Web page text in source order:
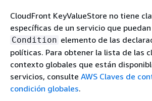
CloudFront KeyValueStore no tiene
específicas de un servicio que
Condition elemento de las
políticas. Para obtener la lista de las
contexto globales que están
servicios, consulte AWS Claves de
condición globales.